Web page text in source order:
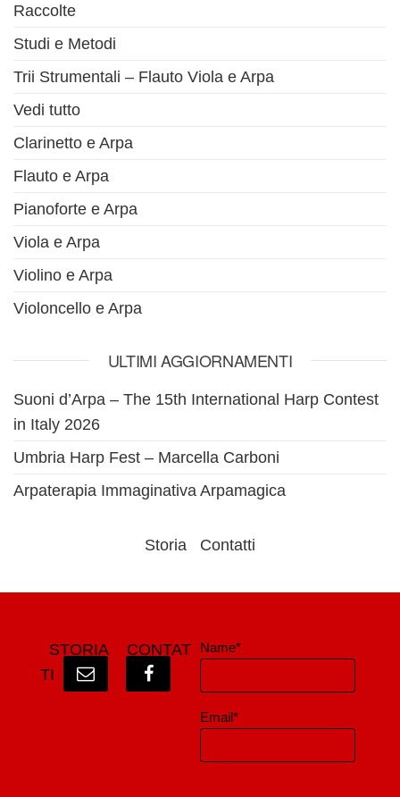
Raccolte
Studi e Metodi
Trii Strumentali – Flauto Viola e Arpa
Vedi tutto
Clarinetto e Arpa
Flauto e Arpa
Pianoforte e Arpa
Viola e Arpa
Violino e Arpa
Violoncello e Arpa
ULTIMI AGGIORNAMENTI
Suoni d’Arpa – The 15th International Harp Contest
in Italy 2026
Umbria Harp Fest – Marcella Carboni
Arpaterapia Immaginativa Arpamagica
Storia Contatti
STORIA
CONTAT
TI
Name*
Email*